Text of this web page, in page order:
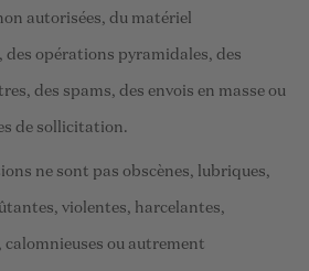
autorisées, du matériel
opérations pyramidales, des
des spams, des envois en masse ou
de sollicitation.
ne sont pas obscènes, lubriques,
violentes, harcelantes,
ou autrement